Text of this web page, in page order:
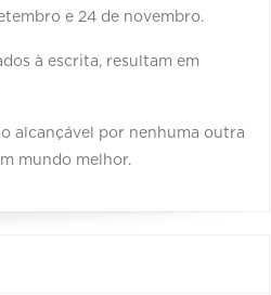
e 24 de novembro.
à escrita, resultam em
alcançável por nenhuma outra
mundo melhor. ⠀